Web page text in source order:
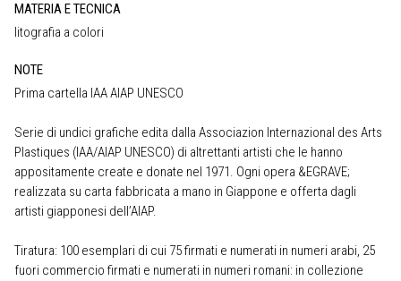
MATERIA E TECNICA
litografia a colori
NOTE
Prima cartella IAA AIAP UNESCO
Serie di undici grafiche edita dalla Associazion Internazional des Arts
Plastiques (IAA/AIAP UNESCO) di altrettanti artisti che le hanno
appositamente create e donate nel 1971. Ogni opera &EGRAVE;
realizzata su carta fabbricata a mano in Giappone e offerta dagli
artisti giapponesi dell’AIAP.
Tiratura: 100 esemplari di cui 75 firmati e numerati in numeri arabi, 25
fuori commercio firmati e numerati in numeri romani: in collezione